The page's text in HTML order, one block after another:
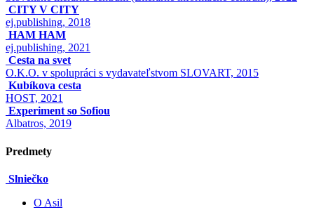
CITY V CITY
ej.publishing, 2018
HAM HAM
ej.publishing, 2021
Cesta na svet
O.K.O. v spolupráci s vydavateľstvom SLOVART, 2015
Kubíkova cesta
HOST, 2021
Experiment so Sofiou
Albatros, 2019
Predmety
Slniečko
O Asil